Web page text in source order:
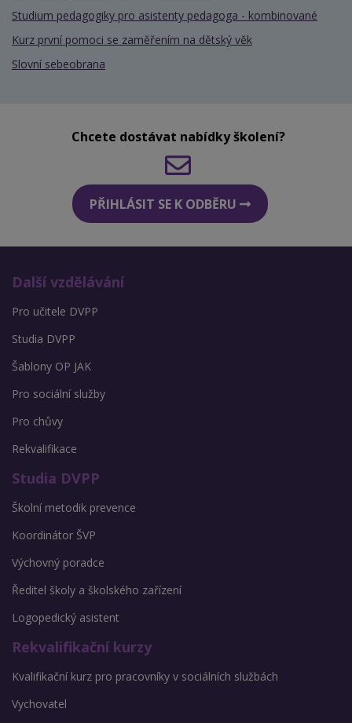
Studium pedagogiky pro asistenty pedagoga - kombinované
Kurz první pomoci se zaměřením na dětský věk
Slovní sebeobrana
Chcete dostávat nabídky školení?
PŘIHLÁSIT SE K ODBĚRU
Další vzdělávání
Pro učitele DVPP
Studia DVPP
Šablony OP JAK
Pro sociální služby
Pro chůvy
Rekvalifikace
Studia DVPP
Školní metodik prevence
Koordinátor ŠVP
Výchovný poradce
Ředitel školy a školského zařízení
Logopedický asistent
Rekvalifikační kurzy
Kvalifikační kurz pro pracovníky v sociálních službách
Vychovatel